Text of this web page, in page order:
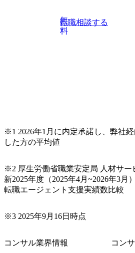
り、常に刺激を受けながらプロジェ
コンサルティングファームの名の通
サルティングファームの立ち上げ
できる 豊富な経験を持つコンサル
ーションの開発 など) シンプレクス
アケイパビリティを活かた確度の
できる 2026年8月21日(金) 19:30〜
く可能性がございます。 このたび
できる機会ですので、ぜひご参加く
無
料
転職相談する
※1 2026年1月に内定承諾し、弊社
した方の平均値
※2 厚生労働省職業安定局 人材サー
新2025年度（2025年4月~2026年3月
転職エージェント支援実績数比較
※3 2025年9月16日時点
コンサル業界情報 コン